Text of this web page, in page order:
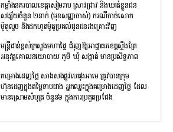
កម្លាំងនគរបាលខេត្តសៀមរាប ស្រាវជ្រាវ និងឃាត់ខ្លួនជន
សង្ស័យចំនួន ២នាក់ (មុខសញ្ញាចាស់) ករណីកាច់សោក
ម៉ូតូលួច និងដកហូតម៉ូតូប្រគល់ជូនជនរងគ្រោះវិញ
មន្រ្តីជាន់ខ្ពស់ក្រសួងមហាផ្ទៃ ជំរុញឱ្យអាជ្ញាធរខេត្តស្ទឹងត្រែ
អនុវត្តគោលនយោបាយ ភូមិ ឃុំ សង្កាត់ មានប្រសិទ្ធភាព
គម្រោងដេញថ្លៃ សាងសងផ្លូវបេតុងអាមេ ត្រូវបានក្រុម
ហ៊ុនដេញក្នុងតម្លៃទាបជាង អ្នកឈ្នះក្នុងគម្រោងដេញថ្លៃ ដែល
មានស្រោមសំបុត្រ ចំនួន៦ ក្នុងការប្រគួតប្រជែង